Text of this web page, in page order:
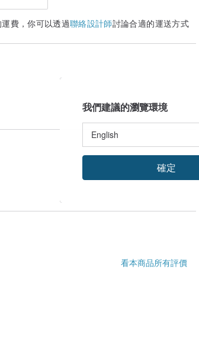
費，你可以透過聯絡設計師討論合適的運送方式
看本商品所有評價
我們建議的瀏覽環境
確定